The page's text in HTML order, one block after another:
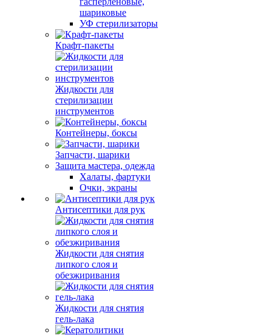
шариковые
УФ стерилизаторы
Крафт-пакеты
Жидкости для
стерилизации
инструментов
Контейнеры, боксы
Запчасти, шарики
Защита мастера, одежда
Халаты, фартуки
Очки, экраны
Антисептики для рук
Жидкости для снятия
липкого слоя и
обезжиривания
Жидкости для снятия
гель-лака